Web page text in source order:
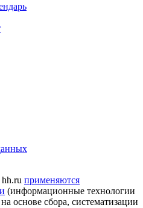
применяются
(информационные технологии
основе сбора, систематизации